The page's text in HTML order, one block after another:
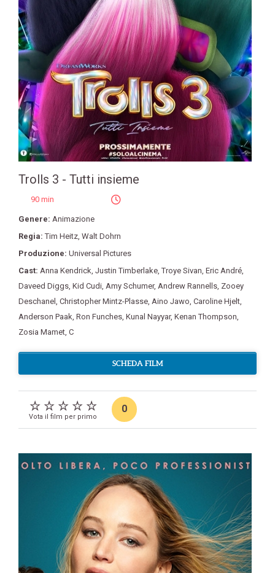
Trolls 3 - Tutti insieme
90 min
Genere: Animazione
Regia:Tim Heitz, Walt Dohrn
Produzione: Universal Pictures
Cast: Anna Kendrick, Justin Timberlake,Troye Sivan, Eric André,
Daveed Diggs, Kid Cudi, Amy Schumer, Andrew Rannells, Zooey
Deschanel , Christopher Mintz-Plasse, Aino Jawo, Caroline Hjelt,
Anderson Paak, Ron Funches, Kunal Nayyar, Kenan Thompson,
Zosia Mamet, C
SCHEDA FILM
Vota il film per primo
0